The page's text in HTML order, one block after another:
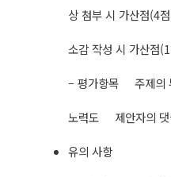
상 첨부 시 가산점(4
소감 작성 시 가산점
– 평가항목 주제의
노력도 제안자의 댓
유의 사항